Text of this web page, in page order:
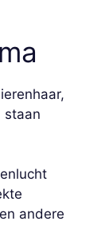
en andere